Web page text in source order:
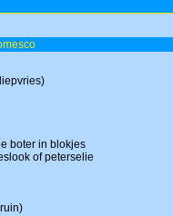
boter in blokjes
of peterselie